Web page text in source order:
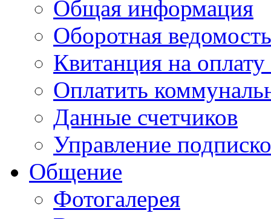
Общая информация
Оборотная ведомость
Квитанция на
Оплатить
Данные счетчиков
Управление
Общение
Фотогалерея